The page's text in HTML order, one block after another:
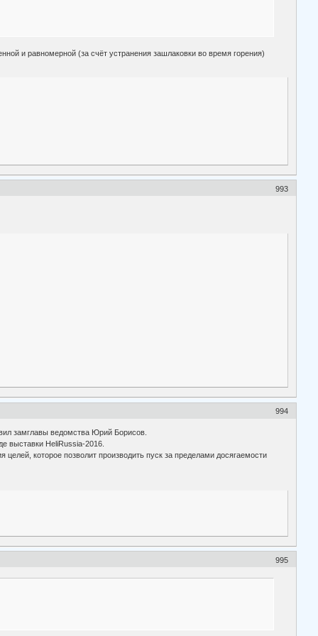
и равномерной (за счёт устранения зашлаковки во время горения)
993
994
замглавы ведомства Юрий Борисов.
выставки HeliRussia-2016.
которое позволит производить пуск за пределами досягаемости
995